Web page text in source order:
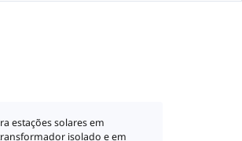
estações solares em
isolado e em